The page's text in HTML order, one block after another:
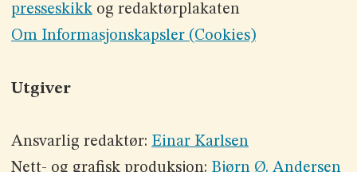
presseskikkog redaktørplakaten
Om Informasjonskapsler (Cookies)
Utgiver
Ansvarlig redaktør: Einar Karlsen
Nett- og grafisk produksjon: Bjørn Ø. Andersen